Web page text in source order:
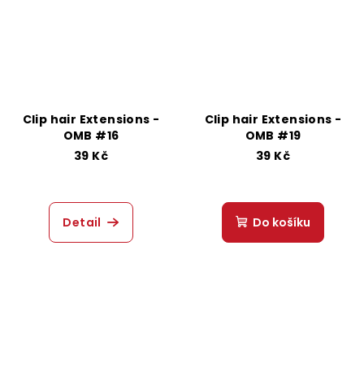
Clip hair Extensions -
OMB #16
39 Kč
Detail
Clip hair Extensions -
OMB #19
39 Kč
Do košíku